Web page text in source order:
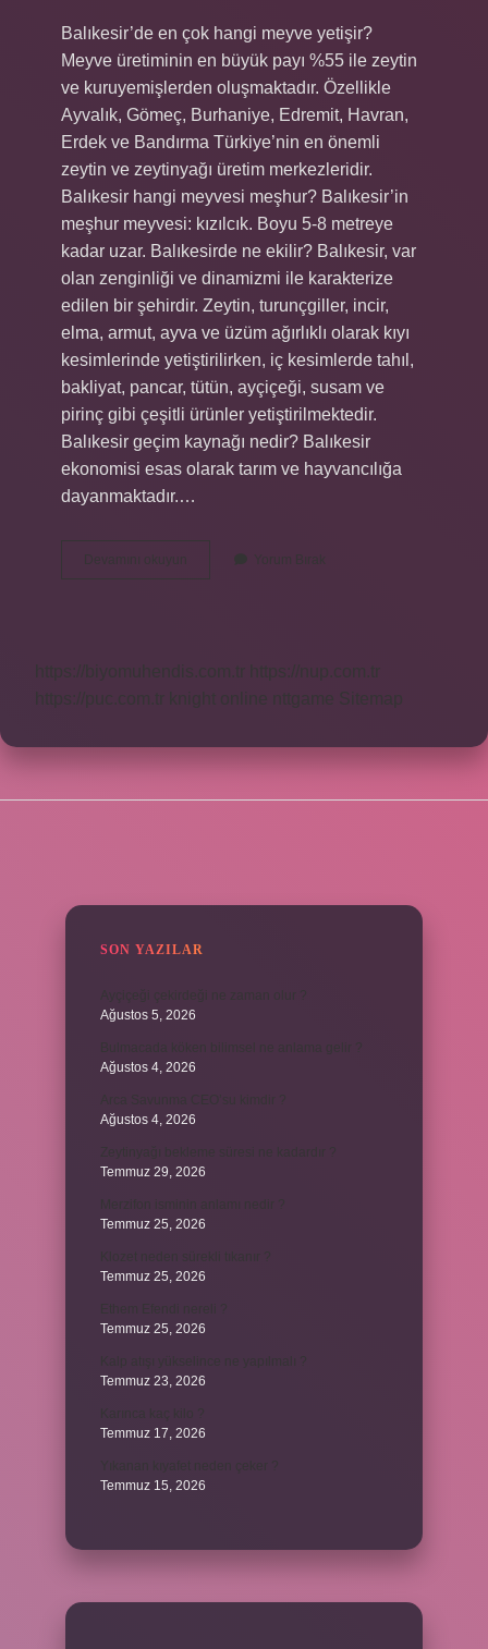
Balıkesir’de en çok hangi meyve yetişir?
Meyve üretiminin en büyük payı %55 ile zeytin
ve kuruyemişlerden oluşmaktadır. Özellikle
Ayvalık, Gömeç, Burhaniye, Edremit, Havran,
Erdek ve Bandırma Türkiye’nin en önemli
zeytin ve zeytinyağı üretim merkezleridir.
Balıkesir hangi meyvesi meşhur? Balıkesir’in
meşhur meyvesi: kızılcık. Boyu 5-8 metreye
kadar uzar. Balıkesirde ne ekilir? Balıkesir, var
olan zenginliği ve dinamizmi ile karakterize
edilen bir şehirdir. Zeytin, turunçgiller, incir,
elma, armut, ayva ve üzüm ağırlıklı olarak kıyı
kesimlerinde yetiştirilirken, iç kesimlerde tahıl,
bakliyat, pancar, tütün, ayçiçeği, susam ve
pirinç gibi çeşitli ürünler yetiştirilmektedir.
Balıkesir geçim kaynağı nedir? Balıkesir
ekonomisi esas olarak tarım ve hayvancılığa
dayanmaktadır.…
https://nup.com.tr
nttgame Sitemap
SON YAZILAR
Ağustos 5, 2026
Ağustos 4, 2026
Ağustos 4, 2026
Temmuz 29, 2026
Temmuz 25, 2026
Temmuz 25, 2026
Temmuz 25, 2026
Temmuz 23, 2026
Temmuz 17, 2026
Temmuz 15, 2026